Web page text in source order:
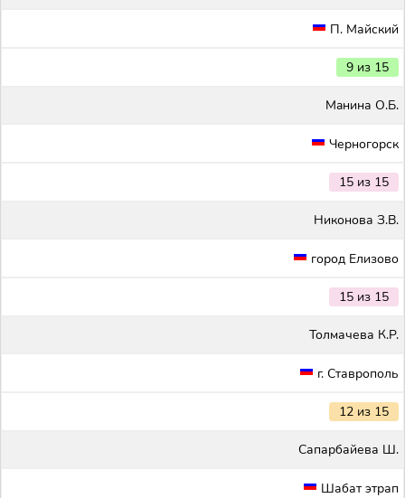
П. Майский
9 из 15
Maнина О.Б.
Черногорск
15 из 15
Никонова З.В.
город Елизово
15 из 15
Толмачева К.Р.
г. Ставрополь
12 из 15
Сапарбайева Ш.
Шабат этрап